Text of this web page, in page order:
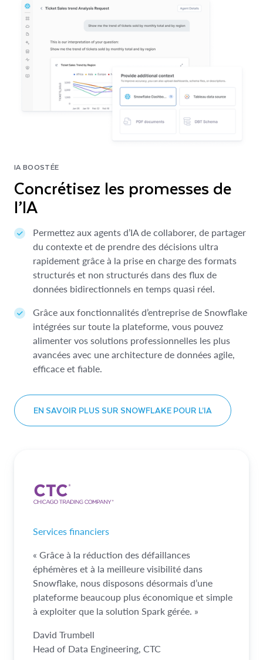
IA BOOSTÉE
Concrétisez les promesses de
l’IA
Permettez aux agents d’IA de collaborer, de partager
du contexte et de prendre des décisions ultra
rapidement grâce à la prise en charge des formats
structurés et non structurés dans des flux de
données bidirectionnels en temps quasi réel.
Grâce aux fonctionnalités d’entreprise de Snowflake
intégrées sur toute la plateforme, vous pouvez
alimenter vos solutions professionnelles les plus
avancées avec une architecture de données agile,
efficace et fiable.
EN SAVOIR PLUS SUR SNOWFLAKE POUR L’IA
Services financiers
« Grâce à la réduction des défaillances
éphémères et à la meilleure visibilité dans
Snowflake, nous disposons désormais d’une
plateforme beaucoup plus économique et simple
à exploiter que la solution Spark gérée. »
David Trumbell
Head of Data Engineering, CTC